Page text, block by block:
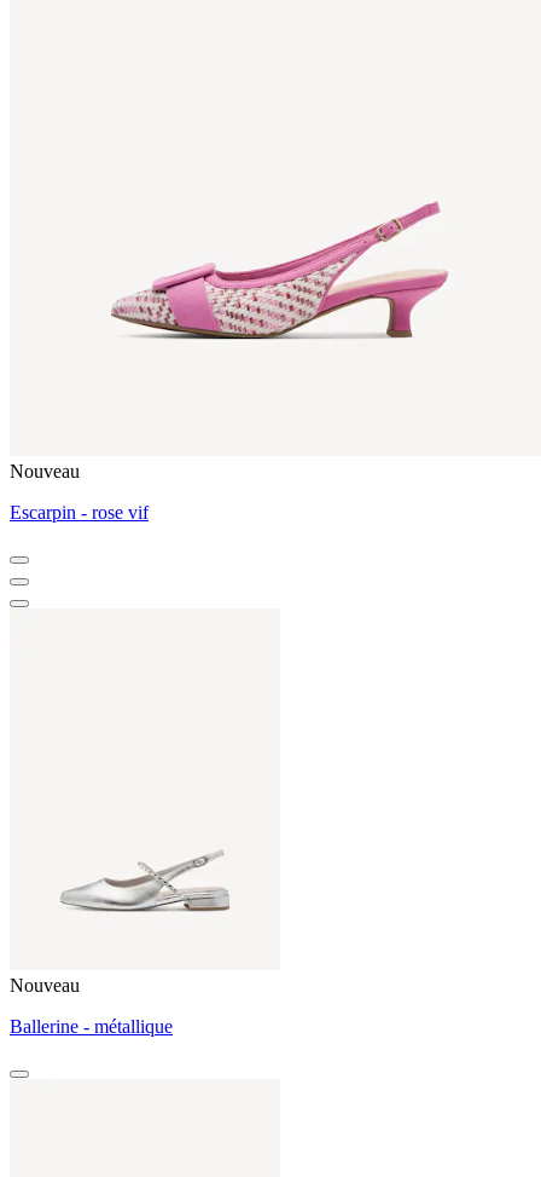
Nouveau
Escarpin - rose vif
Nouveau
Ballerine - métallique